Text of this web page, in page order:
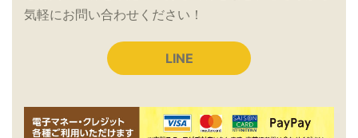
気軽にお問い合わせください！
LINE